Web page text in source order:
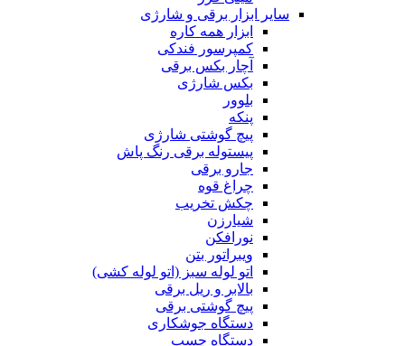
سایر ابزار برقی و شارژی
ابزار همه کاره
کمپرسور فندکی
آچار بکس برقی
بکس شارژی
بلوور
پنکه
پیچ گوشتی شارژی
پیستوله برقی رنگ پاش
جارو برقی
چراغ قوه
چکش تخریب
شیارزن
نورافکن
ویبراتور بتن
اتو لوله سبز (اتو لوله کشی)
بالابر و ریل برقی
پیچ گوشتی برقی
دستگاه جوشکاری
دستگاه چسب